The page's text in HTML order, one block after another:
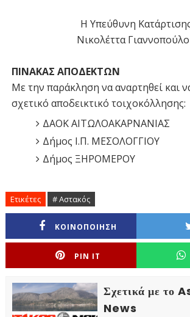
Η Υπεύθυνη
Νικολέττα
ΠΙΝΑΚΑΣ ΑΠΟΔΕΚΤΩΝ
Με την παράκληση να αναρτηθεί και
σχετικό αποδεικτικό τοιχοκόλλησης:
ΔΑΟΚ ΑΙΤΩΛΟΑΚΑΡΝΑΝΙΑΣ
Δήμος Ι.Π. ΜΕΣΟΛΟΓΓΙΟΥ
Δήμος ΞΗΡΟΜΕΡΟΥ
Ετικέτες # Αστακός
ΚΟΙΝΟΠΟΙΗΣΗ
PIN IT
Σχετικά με το
News